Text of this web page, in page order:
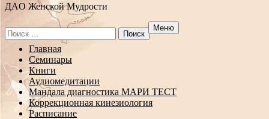
ДAO Женской Мудрости
Search
for:
Меню
Перейти
содержанию
Главная
Семинары
Книги
Аудиомедитации
Мандала диагностика МАРИ ТЕСТ
Коррекционная кинезиология
Расписание